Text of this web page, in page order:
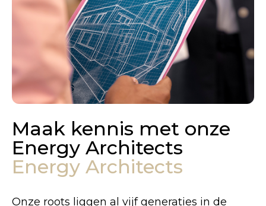
Maak kennis met onze
Energy Architects
Energy Architects
Onze roots liggen al vijf generaties in de